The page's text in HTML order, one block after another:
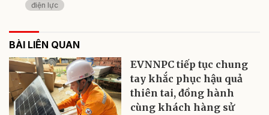
điện lực
BÀI LIÊN QUAN
EVNNPC tiếp tục chung
tay khắc phục hậu quả
thiên tai, đồng hành
cùng khách hàng sử